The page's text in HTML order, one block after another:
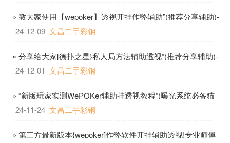
» 教大家使用【wepoker】透视开挂作弊辅助”(推荐分享辅助)-
24-12-09 文昌二手彩钢
» 分享给大家[德扑之星}私人局方法辅助透视”(推荐分享辅助)-
24-12-01 文昌二手彩钢
» “新版玩家实测WePOKer辅助挂透视教程”(曝光系统必备猫
24-11-24 文昌二手彩钢
» 第三方最新版本{wepoker]作弊软件开挂辅助透视!专业师傅